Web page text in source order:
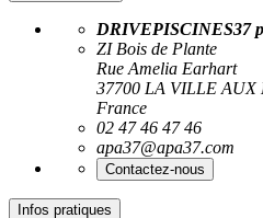
DRIVEPISCINES37
ZI Bois de Plante
Rue Amelia Earhart
37700 LA VILLE AUX
France
02 47 46 47 46
apa37@apa37.com
Contactez-nous
Infos pratiques